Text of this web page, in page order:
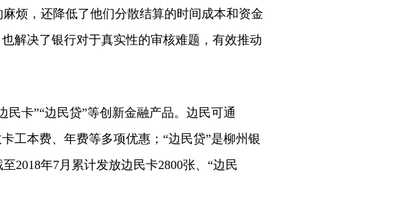
，还降低了他们分散结算的时间成本和资金
解决了银行对于真实性的审核难题，有效推动
卡”“边民贷”等创新金融产品。边民可通
工本费、年费等多项优惠；“边民贷”是柳州银
2018年7月累计发放边民卡2800张、“边民